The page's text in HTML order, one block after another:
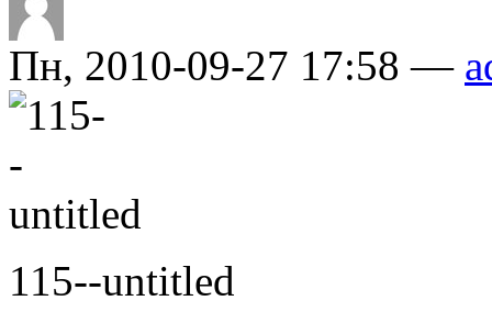
Пн, 2010-09-27 17:58 —
115--untitled